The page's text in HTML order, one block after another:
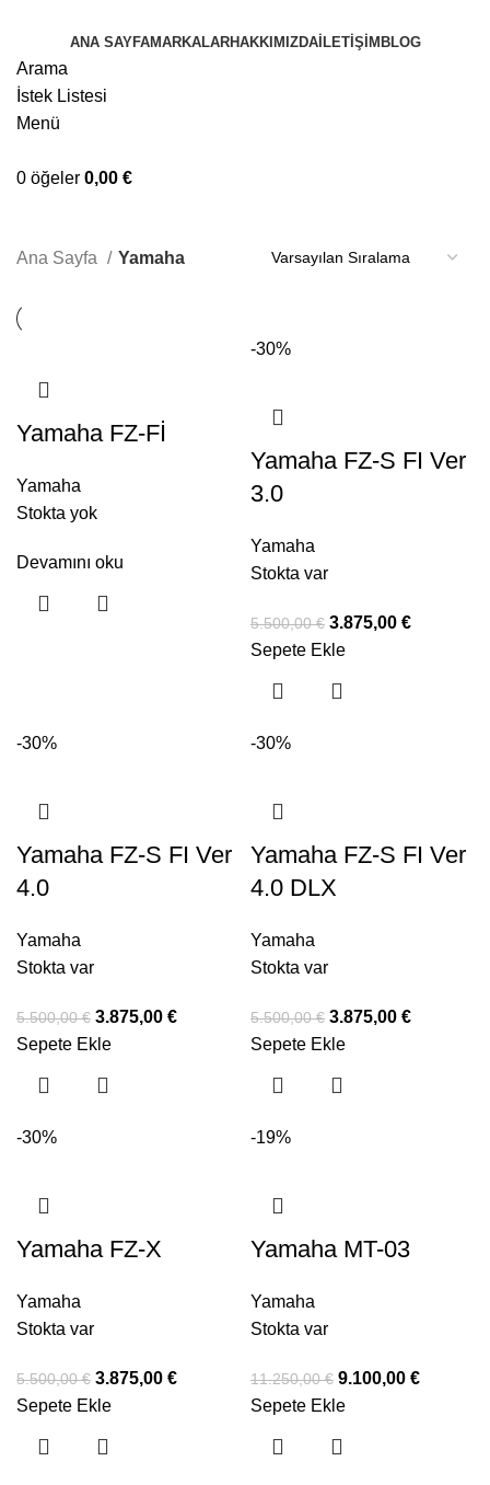
ANA SAYFAMARKALARHAKKIMIZDAİLETIŞIM BLOG
Arama
İstek Listesi
Menü
0 öğeler 0,00 €
Ana Sayfa Yamaha
Yamaha FZ-Fİ
Yamaha
Stokta yok
Devamını oku
-30%
Yamaha FZ-S FI Ver
3.0
Yamaha
Stokta var
5.500,00€ 3.875,00 €
Sepete Ekle
-30%
Yamaha FZ-S FI Ver
4.0
Yamaha
Stokta var
5.500,00€ 3.875,00 €
Sepete Ekle
-30%
Yamaha FZ-S FI Ver
4.0 DLX
Yamaha
Stokta var
5.500,00€ 3.875,00 €
Sepete Ekle
-30%
Yamaha FZ-X
Yamaha
Stokta var
5.500,00€ 3.875,00 €
Sepete Ekle
-19%
Yamaha MT-03
Yamaha
Stokta var
11.250,00€ 9.100,00 €
Sepete Ekle